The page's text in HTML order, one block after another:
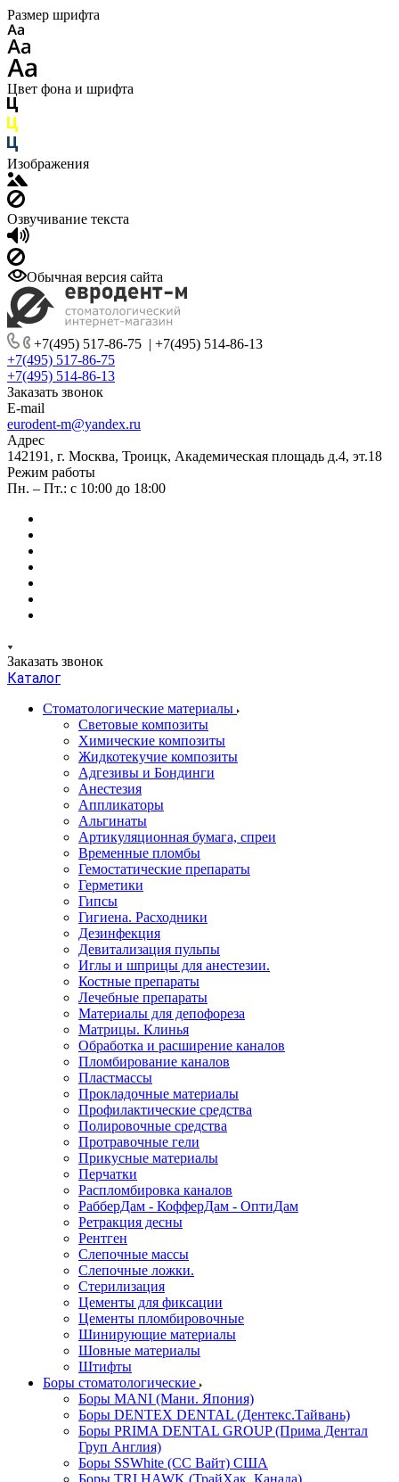
Размер шрифта
Цвет фона и шрифта
Изображения
Озвучивание текста
Обычная версия сайта
+7(495) 517-86-75 | +7(495) 514-86-13
+7(495) 517-86-75
+7(495) 514-86-13
Заказать звонок
E-mail
eurodent-m@yandex.ru
Адрес
142191, г. Москва, Троицк, Академическая площадь д.4, эт.18
Режим работы
Пн. – Пт.: с 10:00 до 18:00
Заказать звонок
Каталог
Стоматологические материалы
Световые композиты
Химические композиты
Жидкотекучие композиты
Адгезивы и Бондинги
Анестезия
Аппликаторы
Альгинаты
Артикуляционная бумага, спреи
Временные пломбы
Гемостатические препараты
Герметики
Гипсы
Гигиена. Расходники
Дезинфекция
Девитализация пульпы
Иглы и шприцы для анестезии.
Костные препараты
Лечебные препараты
Материалы для депофореза
Матрицы. Клинья
Обработка и расширение каналов
Пломбирование каналов
Пластмассы
Прокладочные материалы
Профилактические средства
Полировочные средства
Протравочные гели
Прикусные материалы
Перчатки
Распломбировка каналов
РабберДам - КофферДам - ОптиДам
Ретракция десны
Рентген
Слепочные массы
Слепочные ложки.
Стерилизация
Цементы для фиксации
Цементы пломбировочные
Шинирующие материалы
Шовные материалы
Штифты
Боры стоматологические
Боры MANI (Мани. Япония)
Боры DENTEX DENTAL (Дентекс.Тайвань)
Боры PRIMA DENTAL GROUP (Прима Дентал
Груп Англия)
Боры SSWhite (СС Вайт) США